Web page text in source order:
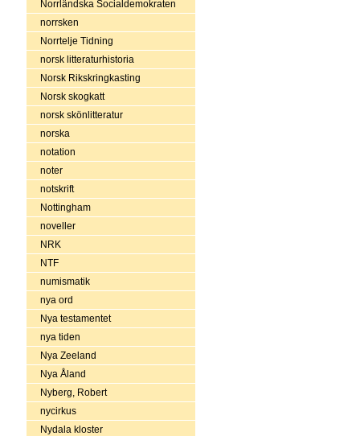
Norrländska Socialdemokraten
norrsken
Norrtelje Tidning
norsk litteraturhistoria
Norsk Rikskringkasting
Norsk skogkatt
norsk skönlitteratur
norska
notation
noter
notskrift
Nottingham
noveller
NRK
NTF
numismatik
nya ord
Nya testamentet
nya tiden
Nya Zeeland
Nya Åland
Nyberg, Robert
nycirkus
Nydala kloster